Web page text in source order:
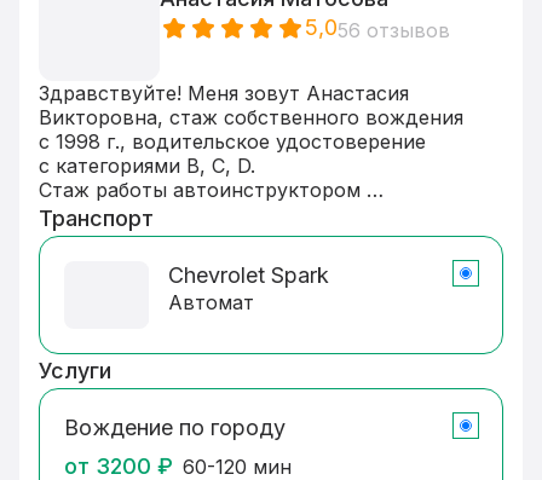
5,056 отзывов
Здравствуйте! Меня зовут Анастасия
Викторовна, стаж собственного вождения
с 1998 г., водительское удостоверение
с категориями B, C, D.
Стаж работы автоинструктором
в автошколах 7 лет, в частной практике 10
лет. Занятия ТОЛЬКО НА АКПП!!!
Автомобиль Chevrolet, полностью
оборудован под учебную езду
(дополнительные педали, зеркала, конус
на крыше с буквой «У»), занятия провожу
на своём или на Вашем автомобиле.
Спокойный, индивидуальный,
профессиональный педагогический подход
к каждому ученику, объяснения простым
понятным языком.
Транспорт
Chevrolet Spark
Автомат
Услуги
Вождение по городу
от 3200 ₽ 60-120 мин